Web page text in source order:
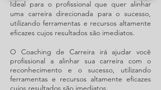
Ideal para o profissional que quer alinhar
uma carreira direcionada para o sucesso,
utilizando ferramentas e recursos altamente
eficazes cujos resultados são imediatos.
O Coaching de Carreira irá ajudar você
profissional a alinhar sua carreira com o
reconhecimento e o sucesso, utilizando
ferramentas e recursos altamente eficazes
cujos resultados são imediatos.